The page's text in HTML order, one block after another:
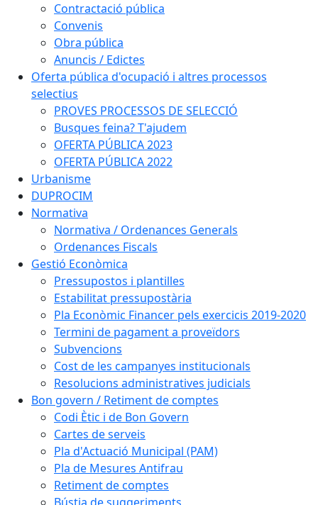
Contractació pública
Convenis
Obra pública
Anuncis / Edictes
Oferta pública d'ocupació i altres processos
selectius
PROVES PROCESSOS DE SELECCIÓ
Busques feina? T'ajudem
OFERTA PÚBLICA 2023
OFERTA PÚBLICA 2022
Urbanisme
DUPROCIM
Normativa
Normativa / Ordenances Generals
Ordenances Fiscals
Gestió Econòmica
Pressupostos i plantilles
Estabilitat pressupostària
Pla Econòmic Financer pels exercicis 2019-2020
Termini de pagament a proveïdors
Subvencions
Cost de les campanyes institucionals
Resolucions administratives judicials
Bon govern / Retiment de comptes
Codi Ètic i de Bon Govern
Cartes de serveis
Pla d'Actuació Municipal (PAM)
Pla de Mesures Antifrau
Retiment de comptes